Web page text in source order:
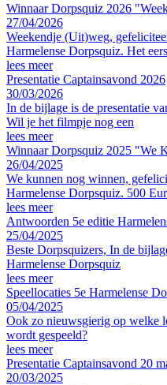
Winnaar Dorpsquiz 2026
27/04/2026
Weekendje (Uit)weg,
Harmelense Dorpsquiz. Het
lees meer
Presentatie Captainsavond 2026
30/03/2026
In de bijlage is de presentatie
Wil je het filmpje nog een
lees meer
Winnaar Dorpsquiz 2025 "We
26/04/2025
We kunnen nog winnen,
Harmelense Dorpsquiz. 500
lees meer
Antwoorden 5e editie
25/04/2025
Beste Dorpsquizers, In de
Harmelense Dorpsquiz
lees meer
Speellocaties 5e Harmelense
05/04/2025
Ook zo nieuwsgierig op welke
wordt gespeeld?
lees meer
Presentatie Captainsavond 20
20/03/2025